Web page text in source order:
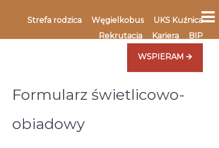
Strefa rodzica Węgielkobus
UKS Kuźnica
Rekrutacja
Kariera BIP
WSPIERAM 🡪
Formularz świetlicowo-
obiadowy